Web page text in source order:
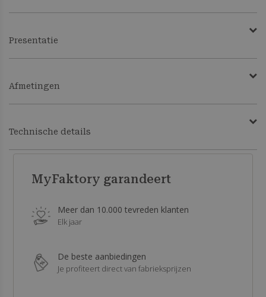
Presentatie
Afmetingen
Technische details
MyFaktory garandeert
Meer dan 10.000 tevreden klanten
Elk jaar
De beste aanbiedingen
Je profiteert direct van fabrieksprijzen